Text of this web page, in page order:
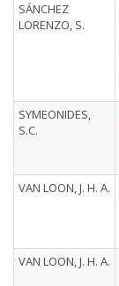
SÁNCHEZ
LORENZO, S.
SYMEONIDES,
S.C.
VAN LOON, J. H. A.
VAN LOON, J. H. A.